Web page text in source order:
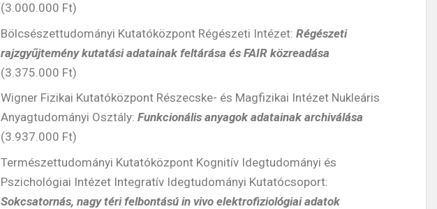
(3.000.000 Ft)
Bölcsészettudományi Kutatóközpont Régészeti Intézet:Régészeti
rajzgyűjtemény kutatási adatainak feltárása és FAIR közreadása
(3.375.000 Ft)
Wigner Fizikai Kutatóközpont Részecske- és Magfizikai Intézet Nukleáris
Anyagtudományi Osztály:Funkcionális anyagok adatainak archiválása
(3.937.000 Ft)
Természettudományi Kutatóközpont Kognitív Idegtudományi és
Pszichológiai Intézet Integratív Idegtudományi Kutatócsoport:
Sokcsatornás, nagy téri felbontású in vivo elektrofiziológiai adatok